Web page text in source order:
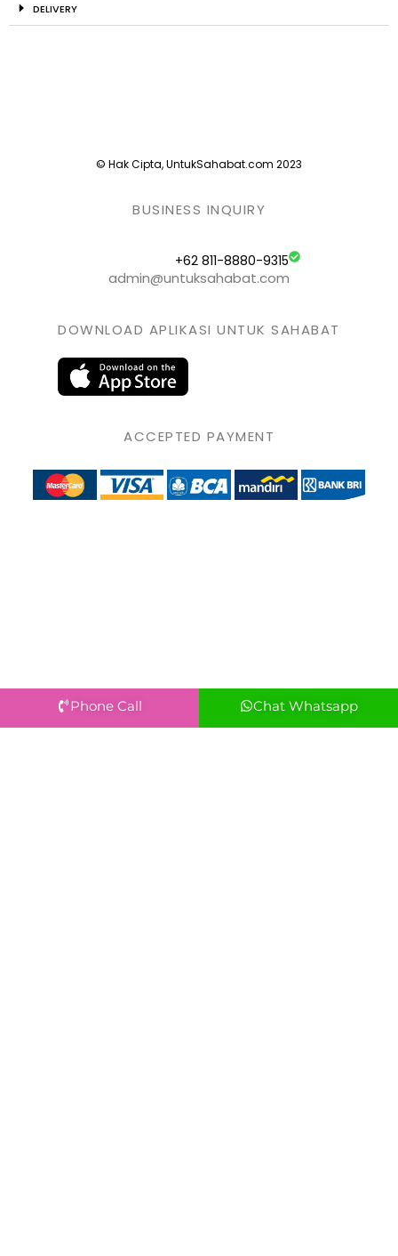
DELIVERY
© Hak Cipta, UntukSahabat.com 2023
BUSINESS INQUIRY
+62 811-8880-9315
admin@untuksahabat.com
DOWNLOAD APLIKASI UNTUK SAHABAT
ACCEPTED PAYMENT
Phone Call Chat Whatsapp